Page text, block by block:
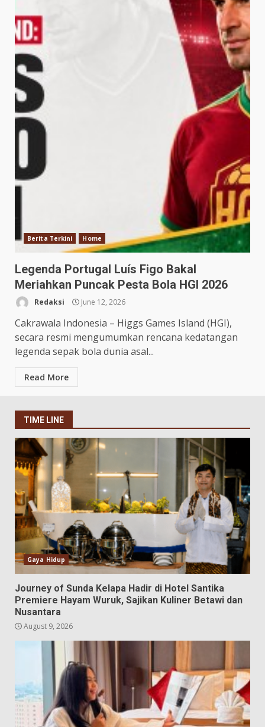
Berita Terkini Home
Legenda Portugal Luís Figo Bakal
Meriahkan Puncak Pesta Bola HGI 2026
Redaksi June 12, 2026
Cakrawala Indonesia – Higgs Games Island (HGI),
secara resmi mengumumkan rencana kedatangan
legenda sepak bola dunia asal...
Read More
TIME LINE
Gaya Hidup
Journey of Sunda Kelapa Hadir di Hotel Santika
Premiere Hayam Wuruk, Sajikan Kuliner Betawi dan
Nusantara
August 9, 2026